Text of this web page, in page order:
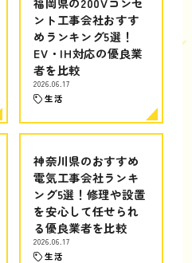
ント工事会社おすす
めランキング5選！
EV・IH対応の優良業
者を比較
2026.06.17
生活
神奈川県のおすすめ
電気工事会社ランキ
ング5選！修理や設置
を安心して任せられ
る優良業者を比較
2026.06.17
生活